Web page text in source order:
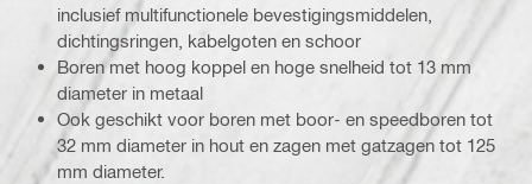
inclusief multifunctionele bevestigingsmiddelen,
dichtingsringen, kabelgoten en schoor
Boren met hoog koppel en hoge snelheid tot 13 mm
diameter in metaal
Ook geschikt voor boren met boor- en speedboren tot
32 mm diameter in hout en zagen met gatzagen tot 125
mm diameter.